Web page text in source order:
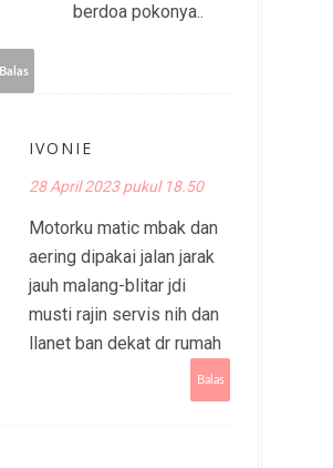
berdoa pokonya..
Balas
IVONIE
28 April 2023 pukul 18.50
Motorku matic mbak dan
aering dipakai jalan jarak
jauh malang-blitar jdi
musti rajin servis nih dan
llanet ban dekat dr rumah
Balas